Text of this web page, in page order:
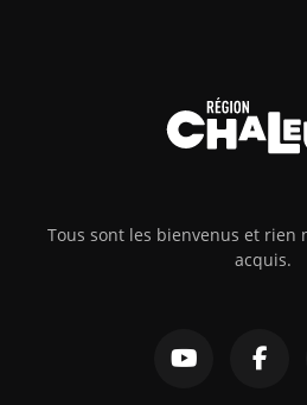
Tous sont les bienvenus et rien
acquis.